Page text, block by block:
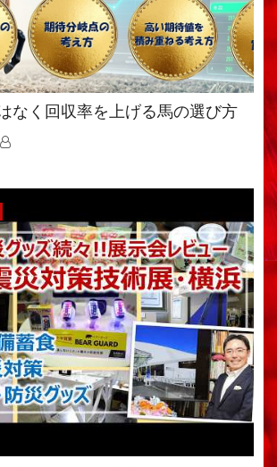
なく回収率を上げる馬の選び方